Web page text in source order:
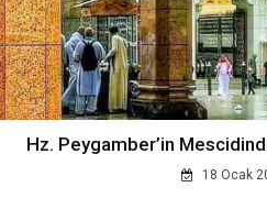
Hz. Peygamber’in
18 Ocak